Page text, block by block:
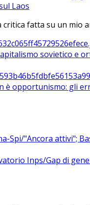
Laos
fatta su un mio
sovietico e
è opportunismo: gli
Spi/"Ancora attivi";
Inps/Gap di